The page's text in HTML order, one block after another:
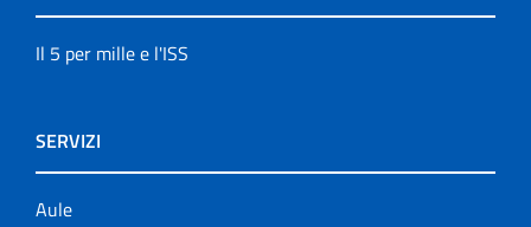
Il 5 per mille e l'ISS
SERVIZI
Aule